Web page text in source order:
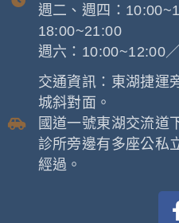
週二、週四：
18:00~21:00
週六：10:00~12:00
交通資訊：東湖捷運
城斜對面。
國道一號東湖交流道
診所旁邊有多座公私
經過。